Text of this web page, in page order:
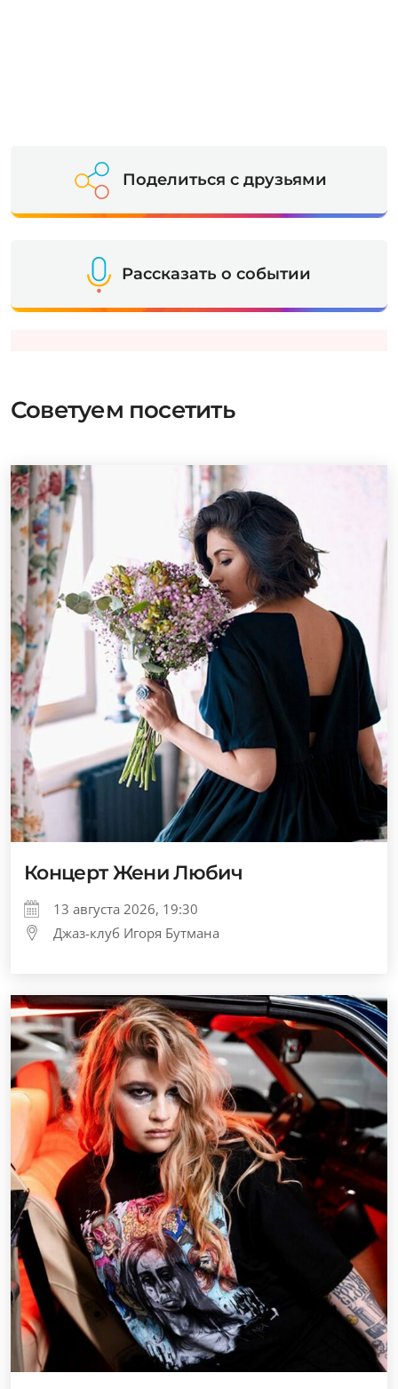
Поделиться с друзьями
Рассказать о событии
Советуем посетить
Концерт Жени Любич
13 августа 2026, 19:30
Джаз-клуб Игоря Бутмана